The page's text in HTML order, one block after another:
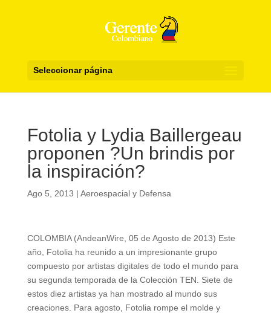
Seleccionar página
Fotolia y Lydia Baillergeau
proponen ?Un brindis por
la inspiración?
Ago 5, 2013 | Aeroespacial y Defensa
COLOMBIA (AndeanWire, 05 de Agosto de 2013) Este
año, Fotolia ha reunido a un impresionante grupo
compuesto por artistas digitales de todo el mundo para
su segunda temporada de la Colección TEN. Siete de
estos diez artistas ya han mostrado al mundo sus
creaciones. Para agosto, Fotolia rompe el molde y